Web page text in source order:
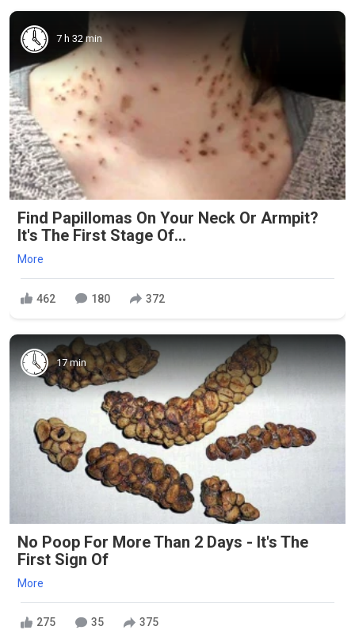
7 h 32 min
Find Papillomas On Your Neck Or Armpit?
It's The First Stage Of...
More
462 180 372
17 min
No Poop For More Than 2 Days - It's The
First Sign Of
More
275 35 375